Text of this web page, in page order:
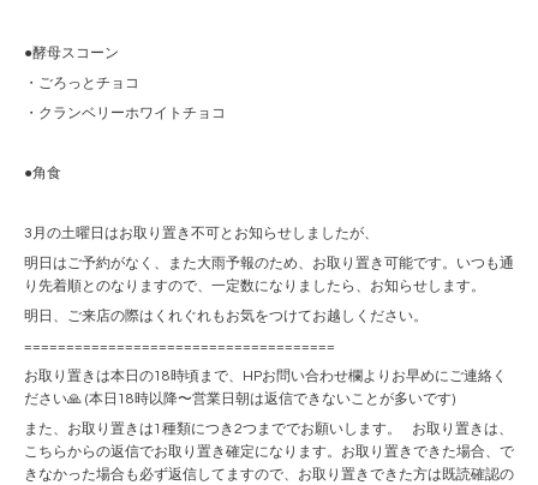
●酵母スコーン
・ごろっとチョコ
・クランベリーホワイトチョコ
●角食
3月の土曜日はお取り置き不可とお知らせしましたが、
明日はご予約がなく、また大雨予報のため、お取り置き可能です。いつも通
り先着順とのなりますので、一定数になりましたら、お知らせします。
明日、ご来店の際はくれぐれもお気をつけてお越しください。
=====================================
お取り置きは本日の18時頃まで、HPお問い合わせ欄よりお早めにご連絡く
ださい🙏 (本日18時以降〜営業日朝は返信できないことが多いです)
また、お取り置きは1種類につき2つまででお願いします。 お取り置きは、
こちらからの返信でお取り置き確定になります。お取り置きできた場合、で
きなかった場合も必ず返信してますので、お取り置きできた方は既読確認の